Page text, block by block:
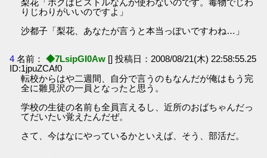
りじわりがいいのですよ」
沙都子「梨花、あなたが言うと本当っぽいですわね…」
4 名前： ◆7LsipGI0Aw [] 投稿日：2008/08/21(木) 22:58:55.25
ID:1jpuZCAf0
転校からはや二週間、自分で言うのもなんだが俺はもう完
全に雛見沢の一員となったと思う。
学校の生徒の名前も全員言えるし、近所のおばちゃんだっ
てだいたい覚えたんだぜ。
さて、今はなにやっているかといえば、そう、部活だ。